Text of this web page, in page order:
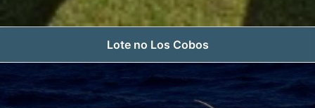
Lote no Los Cobos